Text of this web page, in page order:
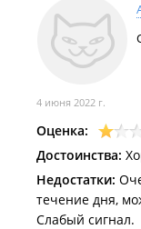
4 июня 2022 г.
Оценка:
Достоинства:
Недостатки:
течение дня,
Слабый сигнал.